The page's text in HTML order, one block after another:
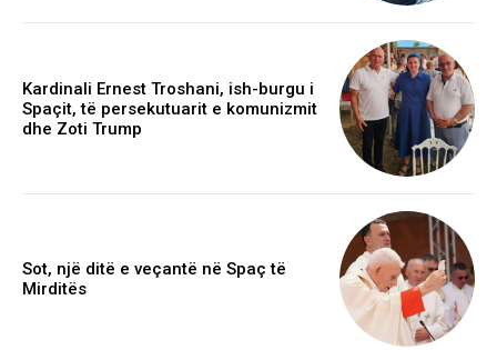
Kardinali Ernest Troshani, ish-burgu i
Spaçit, të persekutuarit e komunizmit
dhe Zoti Trump
Sot, një ditë e veçantë në Spaç të
Mirditës